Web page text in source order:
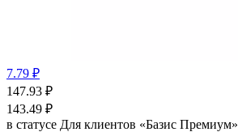
7.79 ₽
147.93 ₽
143.49 ₽
в статусе Для клиентов «Базис Премиум»